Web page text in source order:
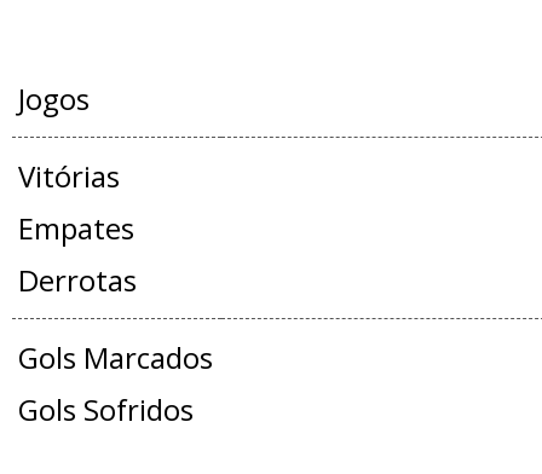
Jogos
Vitórias
Empates
Derrotas
Gols Marcados
Gols Sofridos